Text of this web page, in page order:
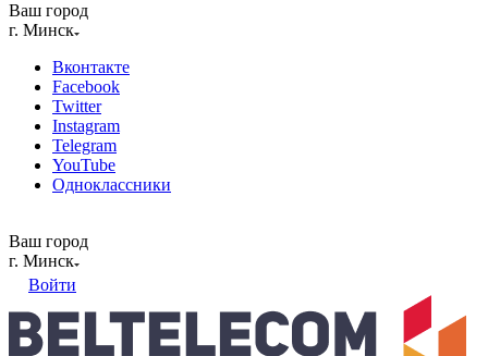
Ваш город
г. Минск
Вконтакте
Facebook
Twitter
Instagram
Telegram
YouTube
Одноклассники
Ваш город
г. Минск
Войти